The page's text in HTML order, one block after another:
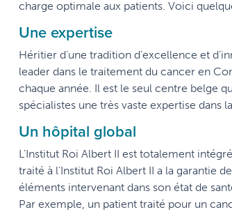
charge optimale aux patients. Voici
Une expertise
Héritier d’une tradition d’excellence et
leader dans le traitement du cancer en
chaque année. Il est le seul centre belge
spécialistes une très vaste expertise dans
Un hôpital global
L’Institut Roi Albert II est totalement
traité à l’Institut Roi Albert II a la garantie
éléments intervenant dans son état de
Par exemple, un patient traité pour un